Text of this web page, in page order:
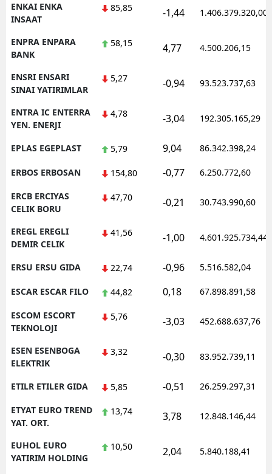
ENKAI ENKA
INSAAT
85,85 -1,44 1.406.379.320,00
ENPRA ENPARA
BANK
58,15 4,77 4.500.206,15
ENSRI ENSARI
SINAI YATIRIMLAR
5,27 -0,94 93.523.737,63
ENTRA IC ENTERRA
YEN. ENERJI
4,78 -3,04 192.305.165,29
EPLAS EGEPLAST 5,79 9,04 86.342.398,24
ERBOS ERBOSAN 154,80 -0,77 6.250.772,60
ERCB ERCIYAS
CELIK BORU
47,70 -0,21 30.743.990,60
EREGL EREGLI
DEMIR CELIK
41,56 -1,00 4.601.925.734,44
ERSU ERSU GIDA 22,74 -0,96 5.516.582,04
ESCAR ESCAR FILO 44,82 0,18 67.898.891,58
ESCOM ESCORT
TEKNOLOJI
5,76 -3,03 452.688.637,76
ESEN ESENBOGA
ELEKTRIK
3,32 -0,30 83.952.739,11
ETILR ETILER GIDA 5,85 -0,51 26.259.297,31
ETYAT EURO TREND
YAT. ORT.
13,74 3,78 12.848.146,44
EUHOL EURO
YATIRIM HOLDING
10,50 2,04 5.840.188,41